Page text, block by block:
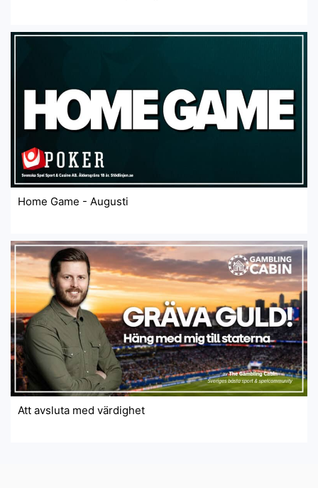
Home Game - Augusti
Att avsluta med värdighet